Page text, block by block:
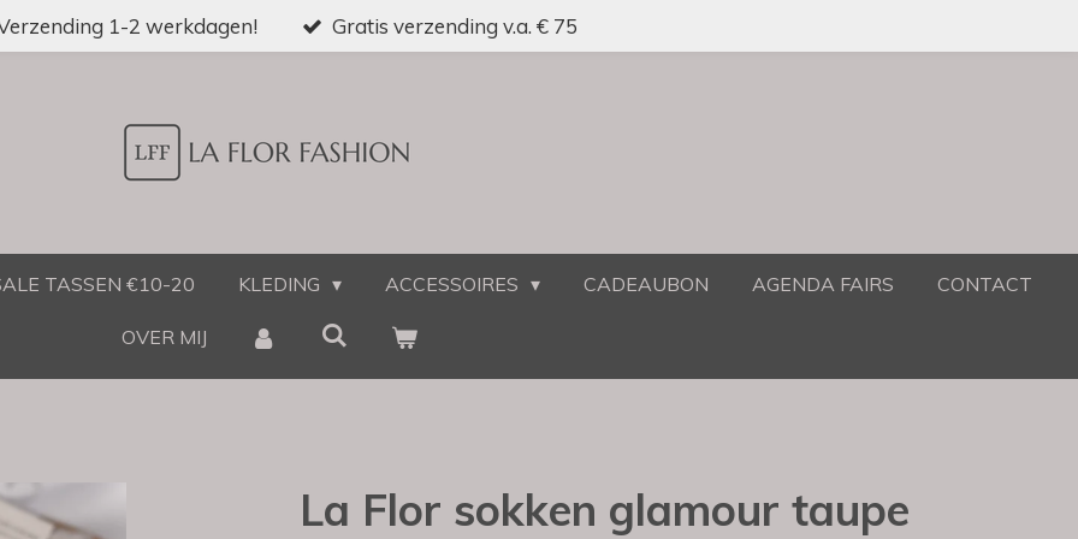
1-2 werkdagen! Gratis verzending v.a. € 75
TASSEN €10-20 KLEDING ACCESSOIRES CADEAUBON AGENDA FAIRS CONTACT
OVER MIJ
La Flor sokken glamour taupe